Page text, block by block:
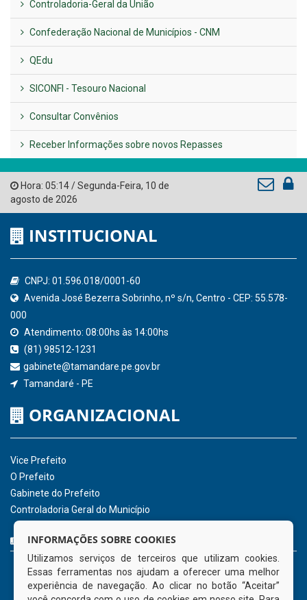
LINKS ÚTEIS
AMUPE
Governo de Pernambuco
Tribunal de Contas do Estado de Pernambuco
Ministério Público do Estado de Pernambuco
Controladoria-Geral da União
Confederação Nacional de Municípios - CNM
QEdu
Consultar Convênios
Receber Informações sobre novos Repasses
Hora:05:14/ Segunda-Feira,10 de
agosto de 2026
INSTITUCIONAL
CNPJ: 01.596.018/0001-60
000
Atendimento: 08:00hs às 14:00hs
(81) 98512-1231
gabinete@tamandare.pe.gov.br
INFORMAÇÕES SOBRE COOKIES
Utilizamos serviços de terceiros que utilizam cookies.
Essas ferramentas nos ajudam a oferecer uma melhor
experiência de navegação. Ao clicar no botão “Aceitar”